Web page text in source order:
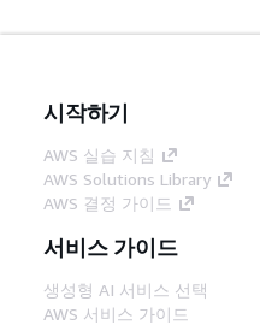
시작하기
AWS 실습 지침
AWS Solutions Library
AWS 결정 가이드
서비스 가이드
생성형 AI 서비스 선택
AWS 서비스 가이드